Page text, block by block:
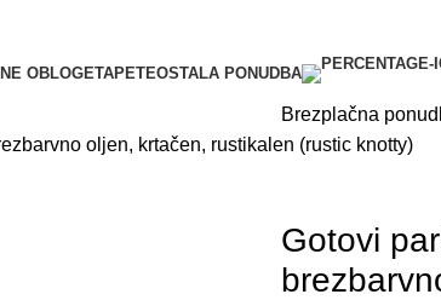
PREVERI
OBLOGETAPETEOSTALA PONUDBA
Brezplačna
oljen, krtačen, rustikalen (rustic knotty)
Gotovi